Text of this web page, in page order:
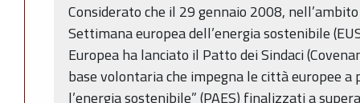
Considerato che il 29 gennaio 2008,
Settimana europea dell’energia sostenibile
Europea ha lanciato il Patto dei Sindaci
base volontaria che impegna le città europee a
l’energia sostenibile” (PAES) finalizzati a